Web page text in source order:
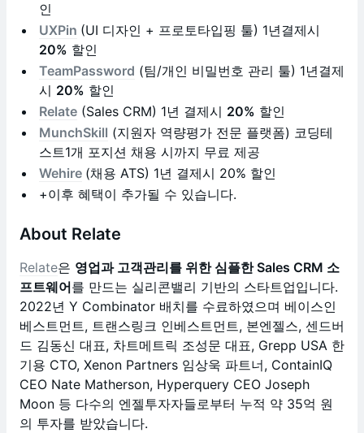
인
UXPin (UI 디자인 + 프로토타입핑 툴) 1년결제시
20% 할인
TeamPassword (팀/개인 비밀번호 관리 툴) 1년결제
시 20% 할인
Relate (Sales CRM) 1년 결제시 20% 할인
MunchSkill (지원자 역량평가 전문 플랫폼) 코딩테
스트1개 포지션 채용 시까지 무료 제공
Wehire (채용 ATS) 1년 결제시 20% 할인
+이후 혜택이 추가될 수 있습니다.
About Relate
Relate은 영업과 고객관리를 위한 심플한 Sales CRM 소
프트웨어를 만드는 실리콘밸리 기반의 스타트업입니다.
2022년 Y Combinator 배치를 수료하였으며 베이스인
베스트먼트, 트랜스링크 인베스트먼트, 본엔젤스, 센드버
드 김동신 대표, 차트메트릭 조성문 대표, Grepp USA 한
기용 CTO, Xenon Partners 임상욱 파트너, ContainIQ
CEO Nate Matherson, Hyperquery CEO Joseph
Moon 등 다수의 엔젤투자자들로부터 누적 약 35억 원
의 투자를 받았습니다.